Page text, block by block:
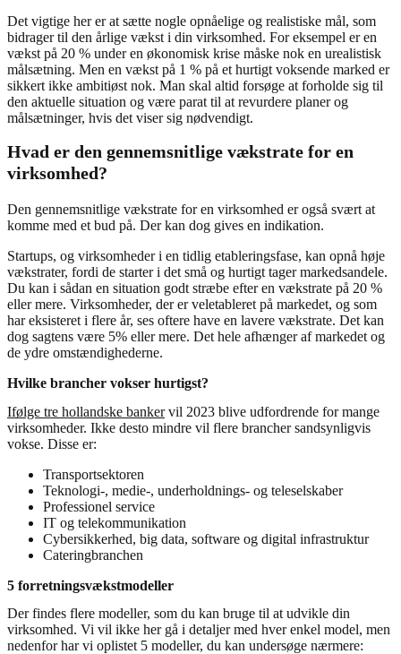
Det vigtige her er at sætte nogle opnåelige og realistiske mål, som
bidrager til den årlige vækst i din virksomhed. For eksempel er en
vækst på 20 % under en økonomisk krise måske nok en urealistisk
målsætning. Men en vækst på 1 % på et hurtigt voksende marked er
sikkert ikke ambitiøst nok. Man skal altid forsøge at forholde sig til
den aktuelle situation og være parat til at revurdere planer og
målsætninger, hvis det viser sig nødvendigt.
Hvad er den gennemsnitlige vækstrate for en
virksomhed?
Den gennemsnitlige vækstrate for en virksomhed er også svært at
komme med et bud på. Der kan dog gives en indikation.
Startups, og virksomheder i en tidlig etableringsfase, kan opnå høje
vækstrater, fordi de starter i det små og hurtigt tager markedsandele.
Du kan i sådan en situation godt stræbe efter en vækstrate på 20 %
eller mere. Virksomheder, der er veletableret på markedet, og som
har eksisteret i flere år, ses oftere have en lavere vækstrate. Det kan
dog sagtens være 5% eller mere. Det hele afhænger af markedet og
de ydre omstændighederne.
Hvilke brancher vokser hurtigst?
Ifølge tre hollandske bankervil 2023 blive udfordrende for mange
virksomheder. Ikke desto mindre vil flere brancher sandsynligvis
vokse. Disse er:
Transportsektoren
Teknologi-, medie-, underholdnings- og teleselskaber
Professionel service
IT og telekommunikation
Cybersikkerhed, big data, software og digital infrastruktur
Cateringbranchen
5 forretningsvækstmodeller
Der findes flere modeller, som du kan bruge til at udvikle din
virksomhed. Vi vil ikke her gå i detaljer med hver enkel model, men
nedenfor har vi oplistet 5 modeller, du kan undersøge nærmere: